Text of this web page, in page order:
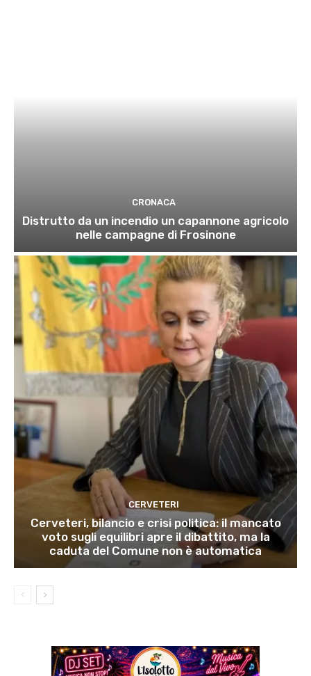
CRONACA
Distrutto da un incendio un capannone agricolo
nelle campagne di Frosinone
CERVETERI
Cerveteri, bilancio e crisi politica: il mancato
voto sugli equilibri apre il dibattito, ma la
caduta del Comune non è automatica